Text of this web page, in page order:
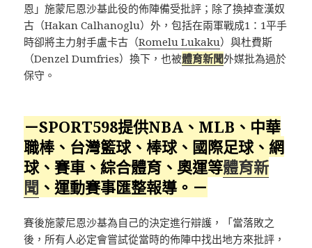
恩」施蒙尼恩沙基此役的佈陣備受批評；除了換掉查漢奴
古（Hakan Calhanoglu）外，包括在兩軍戰成1：1平手
時卻將主力射手盧卡古（Romelu Lukaku）與杜費斯
（Denzel Dumfries）換下，也被體育新聞外媒批為過於
保守。
－SPORT598提供NBA、MLB、中華
職棒、台灣籃球、棒球、國際足球、網
球、賽車、綜合體育、奧運等體育新
聞 、運動賽事匯整報導。－
賽後施蒙尼恩沙基為自己的決定進行辯護，「當落敗之
後，所有人必定會嘗試從當時的佈陣中找出地方來批評，